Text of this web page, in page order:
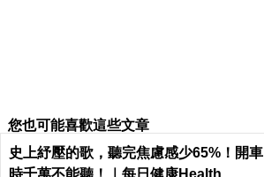
您也可能喜歡這些文章
史上紓壓的歌，聽完焦慮感少65%！開車
時千萬不能聽！｜每日健康Health